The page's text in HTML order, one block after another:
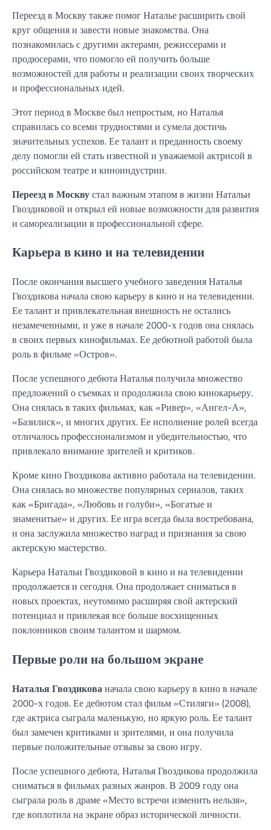
Переезд в Москву также помог Наталье расширить свой
круг общения и завести новые знакомства. Она
познакомилась с другими актерами, режиссерами и
продюсерами, что помогло ей получить больше
возможностей для работы и реализации своих творческих
и профессиональных идей.
Этот период в Москве был непростым, но Наталья
справилась со всеми трудностями и сумела достичь
значительных успехов. Ее талант и преданность своему
делу помогли ей стать известной и уважаемой актрисой в
российском театре и киноиндустрии.
Переезд в Москвустал важным этапом в жизни Натальи
Гвоздиковой и открыл ей новые возможности для развития
и самореализации в профессиональной сфере.
Карьера в кино и на телевидении
После окончания высшего учебного заведения Наталья
Гвоздикова начала свою карьеру в кино и на телевидении.
Ее талант и привлекательная внешность не остались
незамеченными, и уже в начале 2000-х годов она снялась
в своих первых кинофильмах. Ее дебютной работой была
роль в фильме «Остров».
После успешного дебюта Наталья получила множество
предложений о съемках и продолжила свою кинокарьеру.
Она снялась в таких фильмах, как «Ривер», «Ангел-А»,
«Базилиск», и многих других. Ее исполнение ролей всегда
отличалось профессионализмом и убедительностью, что
привлекало внимание зрителей и критиков.
Кроме кино Гвоздикова активно работала на телевидении.
Она снялась во множестве популярных сериалов, таких
как «Бригада», «Любовь и голуби», «Богатые и
знаменитые» и других. Ее игра всегда была востребована,
и она заслужила множество наград и признания за свою
актерскую мастерство.
Карьера Натальи Гвоздиковой в кино и на телевидении
продолжается и сегодня. Она продолжает сниматься в
новых проектах, неутомимо расширяя свой актерский
потенциал и привлекая все больше восхищенных
поклонников своим талантом и шармом.
Первые роли на большом экране
Наталья Гвоздикованачала свою карьеру в кино в начале
2000-х годов. Ее дебютом стал фильм «Стиляги» (2008),
где актриса сыграла маленькую, но яркую роль. Ее талант
был замечен критиками и зрителями, и она получила
первые положительные отзывы за свою игру.
После успешного дебюта, Наталья Гвоздикова продолжила
сниматься в фильмах разных жанров. В 2009 году она
сыграла роль в драме «Место встречи изменить нельзя»,
где воплотила на экране образ исторической личности.